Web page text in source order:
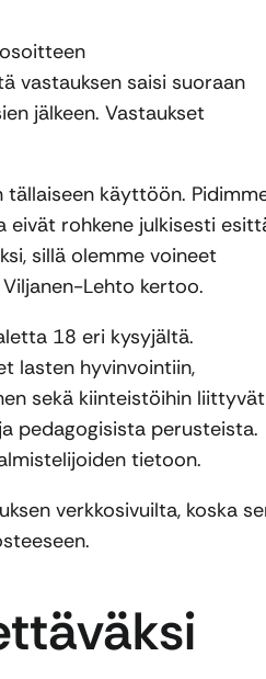
vastauksen saisi suoraan
jälkeen. Vastaukset
käyttöön.
eivät rohkene julkisesti
sillä olemme voineet
Lehto kertoo.
18 eri kysyjältä.
lasten hyvinvointiin,
sekä kiinteistöihin liittyvät
pedagogisista perusteista.
tietoon.
verkkosivuilta, koska